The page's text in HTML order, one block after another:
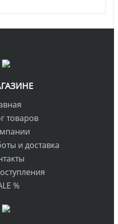
товаров
и доставка
%